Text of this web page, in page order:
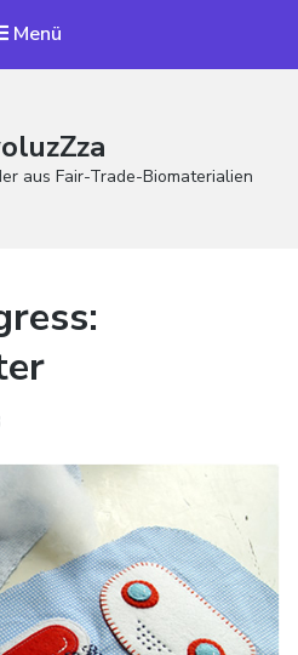
Menü
aus Fair-Trade-Biomaterialien